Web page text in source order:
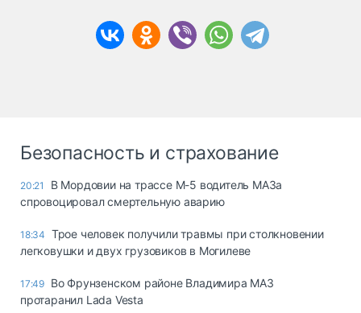
Безопасность и страхование
20:21
В Мордовии на трассе М-5 водитель МАЗа
спровоцировал смертельную аварию
18:34 Трое человек получили травмы при столкновении
легковушки и двух грузовиков в Могилеве
17:49 Во Фрунзенском районе Владимира МАЗ
протаранил Lada Vesta